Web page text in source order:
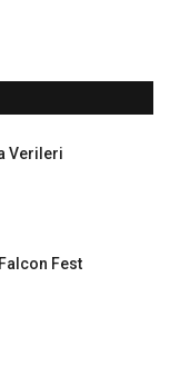
Verileri
Fest